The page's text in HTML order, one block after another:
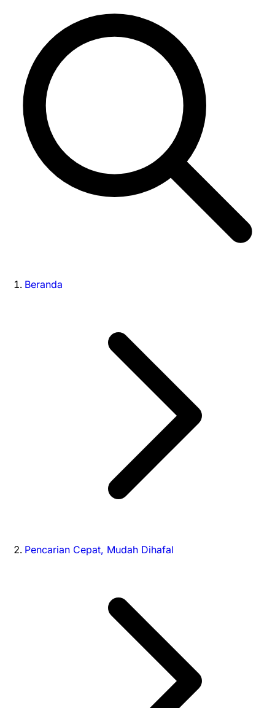
Beranda
Pencarian Cepat, Mudah Dihafal